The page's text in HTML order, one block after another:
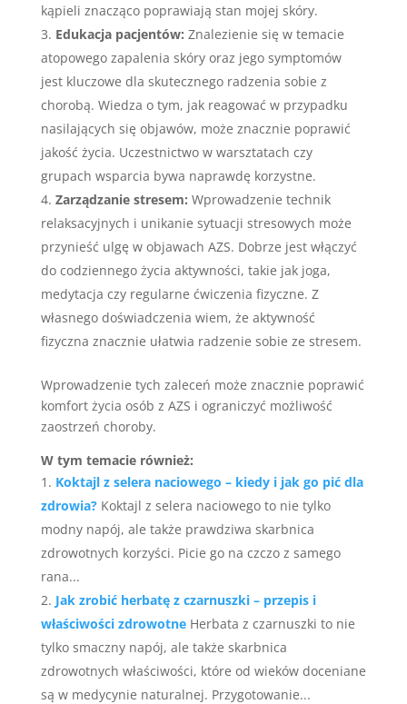
kąpieli znacząco poprawiają stan mojej skóry.
Edukacja pacjentów: Znalezienie się w temacie
atopowego zapalenia skóry oraz jego symptomów
jest kluczowe dla skutecznego radzenia sobie z
chorobą. Wiedza o tym, jak reagować w przypadku
nasilających się objawów, może znacznie poprawić
jakość życia. Uczestnictwo w warsztatach czy
grupach wsparcia bywa naprawdę korzystne.
Zarządzanie stresem: Wprowadzenie technik
relaksacyjnych i unikanie sytuacji stresowych może
przynieść ulgę w objawach AZS. Dobrze jest włączyć
do codziennego życia aktywności, takie jak joga,
medytacja czy regularne ćwiczenia fizyczne. Z
własnego doświadczenia wiem, że aktywność
fizyczna znacznie ułatwia radzenie sobie ze stresem.
Wprowadzenie tych zaleceń może znacznie poprawić
komfort życia osób z AZS i ograniczyć możliwość
zaostrzeń choroby.
W tym temacie również:
Koktajl z selera naciowego – kiedy i jak go pić dla
zdrowia? Koktajl z selera naciowego to nie tylko
modny napój, ale także prawdziwa skarbnica
zdrowotnych korzyści. Picie go na czczo z samego
rana...
Jak zrobić herbatę z czarnuszki – przepis i
właściwości zdrowotne Herbata z czarnuszki to nie
tylko smaczny napój, ale także skarbnica
zdrowotnych właściwości, które od wieków doceniane
są w medycynie naturalnej. Przygotowanie...